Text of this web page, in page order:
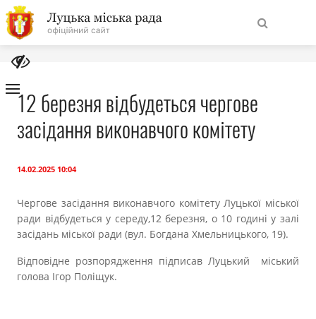
На
головну
НавігаціяПро місто
Міська рада
Публічна інформація
12 березня відбудеться чергове
засідання виконавчого комітету
14.02.2025 10:04
Чергове засідання виконавчого комітету Луцької міської
ради відбудеться у середу,12 березня, о 10 годині у залі
засідань міської ради (вул. Богдана Хмельницького, 19).
Відповідне розпорядження підписав Луцький міський
голова Ігор Поліщук.